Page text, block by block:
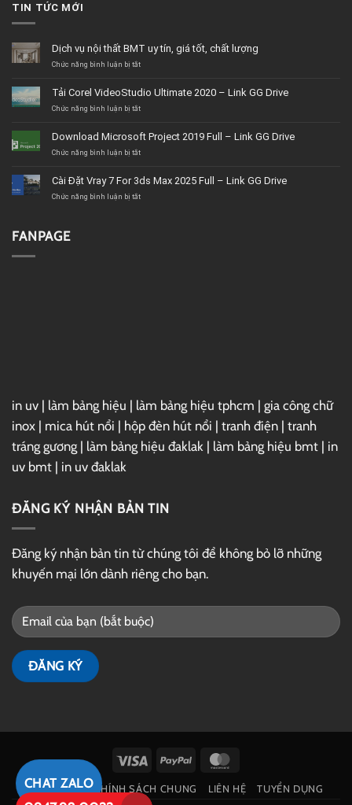
CHAT ZALO
TIN TỨC MỚI
Dịch vụ nội thất BMT uy tín, giá tốt, chất lượng
Chức năng bình luận bị tắtở
nội
thất
tín,
giá
lượng
Tải Corel VideoStudio Ultimate 2020 – Link GG Drive
Chức năng bình luận bị tắtở
VideoStudio
Ultimate
Link
GG
Download Microsoft Project 2019 Full – Link GG Drive
Chức năng bình luận bị tắtở
Project
2019
Cài Đặt Vray 7 For 3ds Max 2025 Full – Link GG Drive
Chức năng bình luận bị tắtở
FANPAGE
in uv | làm bảng hiệu | làm bảng hiệu tphcm | gia công chữ
inox | mica hút nổi | hộp đèn hút nổi | tranh điện | tranh
tráng gương | làm bảng hiệu đaklak | làm bảng hiệu bmt | in
uv bmt | in uv đaklak
ĐĂNG KÝ NHẬN BẢN TIN
Đăng ký nhận bản tin từ chúng tôi để không bỏ lỡ những
khuyến mại lớn dành riêng cho bạn.
Visa PayPal
GIỚI THIỆU CHÍNH SÁCH CHUNG LIÊN HỆ TUYỂN DỤNG